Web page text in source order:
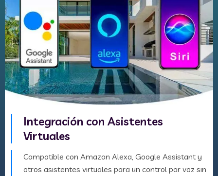
Integración con Asistentes
Virtuales
Compatible con Amazon Alexa, Google Assistant y
otros asistentes virtuales para un control por voz sin